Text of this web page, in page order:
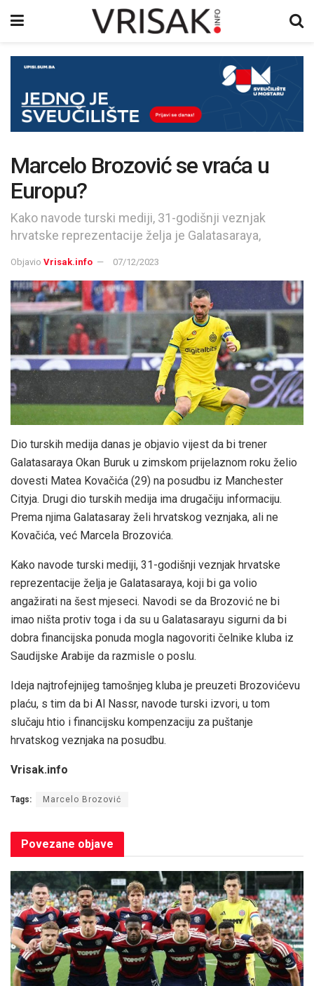
Marcelo Brozović se vraća u
Europu?
Kako navode turski mediji, 31-godišnji veznjak
hrvatske reprezentacije želja je Galatasaraya,
Objavio Vrisak.info 07/12/2023
Dio turskih medija danas je objavio vijest da bi trener
Galatasaraya Okan Buruk u zimskom prijelaznom roku želio
dovesti Matea Kovačića (29) na posudbu iz Manchester
Cityja. Drugi dio turskih medija ima drugačiju informaciju.
Prema njima Galatasaray želi hrvatskog veznjaka, ali ne
Kovačića, već Marcela Brozovića.
Kako navode turski mediji, 31-godišnji veznjak hrvatske
reprezentacije želja je Galatasaraya, koji bi ga volio
angažirati na šest mjeseci. Navodi se da Brozović ne bi
imao ništa protiv toga i da su u Galatasarayu sigurni da bi
dobra financijska ponuda mogla nagovoriti čelnike kluba iz
Saudijske Arabije da razmisle o poslu.
Ideja najtrofejnijeg tamošnjeg kluba je preuzeti Brozovićevu
plaću, s tim da bi Al Nassr, navode turski izvori, u tom
slučaju htio i financijsku kompenzaciju za puštanje
hrvatskog veznjaka na posudbu.
Vrisak.info
Tags: Marcelo Brozović
Povezane objave